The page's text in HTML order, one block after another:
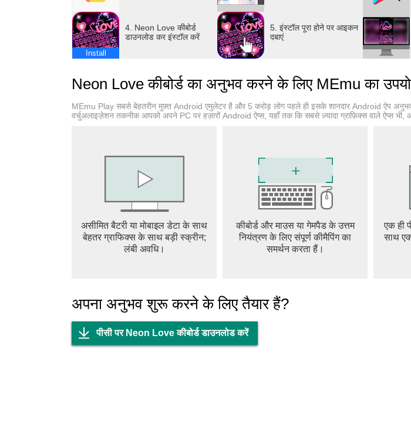
Install
4. Neon Love कीबोर्ड
डाउनलोड कर इंस्टॉल करें
5. इंस्टॉल पूरा होने पर आइकन
दबाएं
Neon Love कीबोर्ड का अनुभव करने के लिए MEmu का
MEmu Play सबसे बेहतरीन मुफ़्त Android एमुलेटर है और 5 करोड़ लोग पहले ही इसके शानदार Android ऐप
वर्चुअलाइज़ेशन तकनीक आपको अपने PC पर हज़ारों Android ऐप्स, यहाँ तक कि सबसे ज़्यादा ग्राफ़िक्स वाले ऐप्स भी,
असीमित बैटरी या मोबाइल डेटा के साथ
बेहतर ग्राफिक्स के साथ बड़ी स्क्रीन;
लंबी अवधि।
कीबोर्ड और माउस या गेमपैड के उत्तम
नियंत्रण के लिए संपूर्ण कीमैपिंग का
समर्थन करता हैं।
एक ही
साथ
अपना अनुभव शुरू करने के लिए तैयार हैं?
पीसी पर Neon Love कीबोर्ड डाउनलोड करें